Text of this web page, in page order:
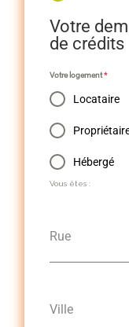
Votre
de crédits
Votre logement*
Locataire
Hébergé
Vous êtes :
Rue
Ville